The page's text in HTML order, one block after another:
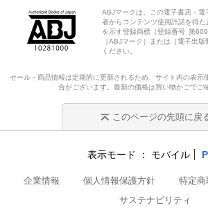
ABJマークは、この電子書店・
者からコンテンツ使用許諾を得
を示す登録商標（登録番号 第
［ABJマーク］または［電子出
ください。
セール・商品情報は定期的に更新されるため、サイト内の表示
合がございます。最新の価格は買い物かごでご
このページの先頭に戻
表示モード モバイル
企業情報 個人情報保護方針
特定商
サステナビリティ